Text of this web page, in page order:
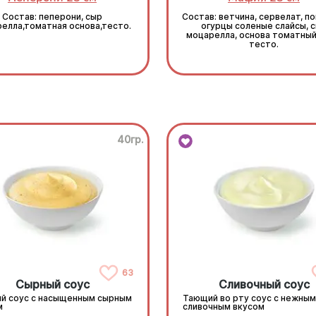
Состав: пеперони, сыр
основа,тесто.
Состав: ветчина, сервелат,
огурцы соленые слайсы,
моцарелла, основа
тесто.
40гр.
63
Сырный соус
соус с насыщенным сырным
Сливочный соус
Тающий во рту соус с нежным
сливочным вкусом